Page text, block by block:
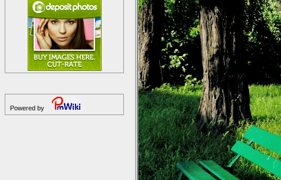
Powered by